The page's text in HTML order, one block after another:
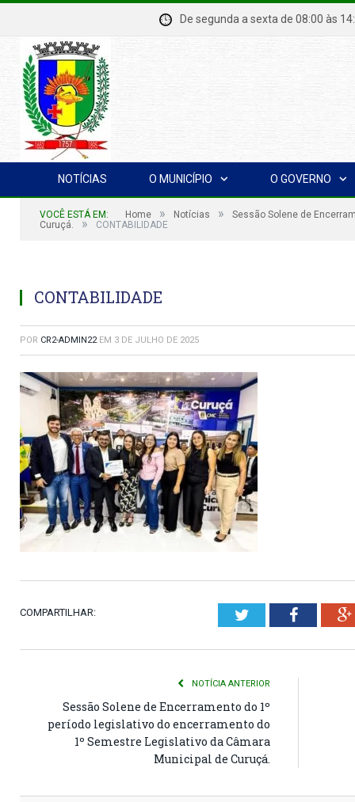
De segunda a sexta de 08:00
NOTÍCIAS O MUNICÍPIO O GOVERNO
VOCÊ ESTÁ EM: Home » Notícias »
Sessão Solene de
Curuçá.
» CONTABILIDADE
CONTABILIDADE
POR CR2-ADMIN22 EM 3 DE JULHO DE 2025
COMPARTILHAR: Twitter
NOTÍCIA ANTERIOR
Sessão Solene de Encerramento do 1º
período legislativo do encerramento do
1º Semestre Legislativo da Câmara
Municipal de Curuçá.